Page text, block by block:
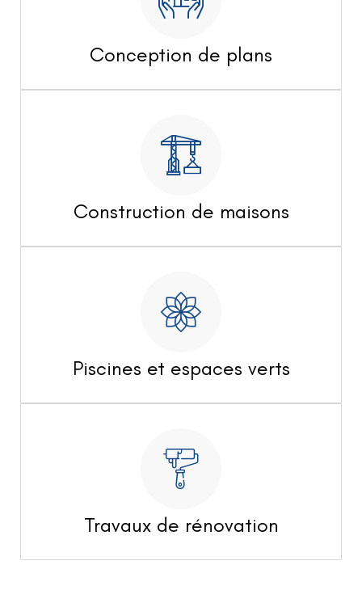
Conception de plans
Construction de maisons
Piscines et espaces verts
Travaux de rénovation